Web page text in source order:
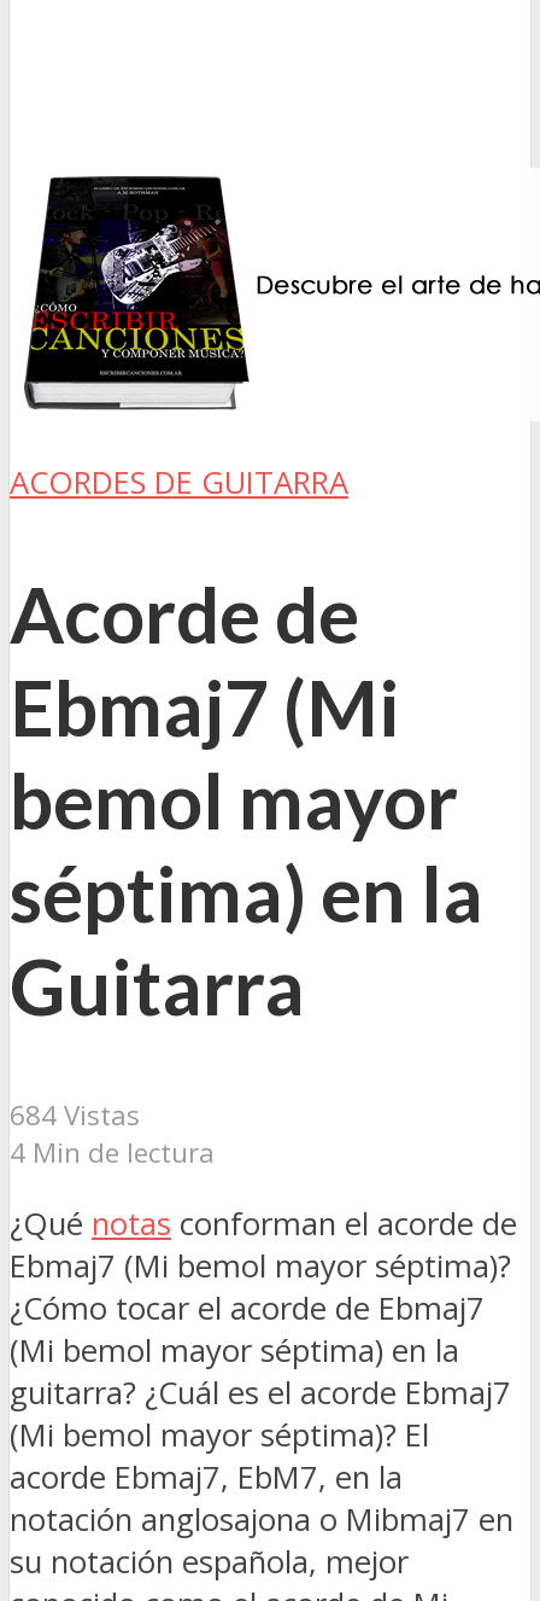
ACORDES DE GUITARRA
Acorde de
Ebmaj7 (Mi
bemol mayor
séptima) en la
Guitarra
684 Vistas
4 Min de lectura
¿Qué notas conforman el acorde de
Ebmaj7 (Mi bemol mayor séptima)?
¿Cómo tocar el acorde de Ebmaj7
(Mi bemol mayor séptima) en la
guitarra? ¿Cuál es el acorde Ebmaj7
(Mi bemol mayor séptima)? El
acorde Ebmaj7, EbM7, en la
notación anglosajona o Mibmaj7 en
su notación española, mejor